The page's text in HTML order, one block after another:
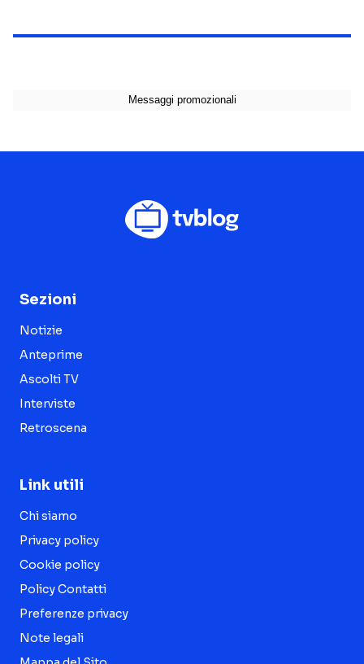
Sezioni
Notizie
Anteprime
Ascolti TV
Interviste
Retroscena
Link utili
Chi siamo
Privacy policy
Cookie policy
Policy Contatti
Preferenze privacy
Note legali